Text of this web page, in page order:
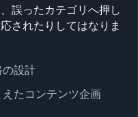
誤ったカテゴリへ押し
されたりしてはなりま
設計
たコンテンツ企画